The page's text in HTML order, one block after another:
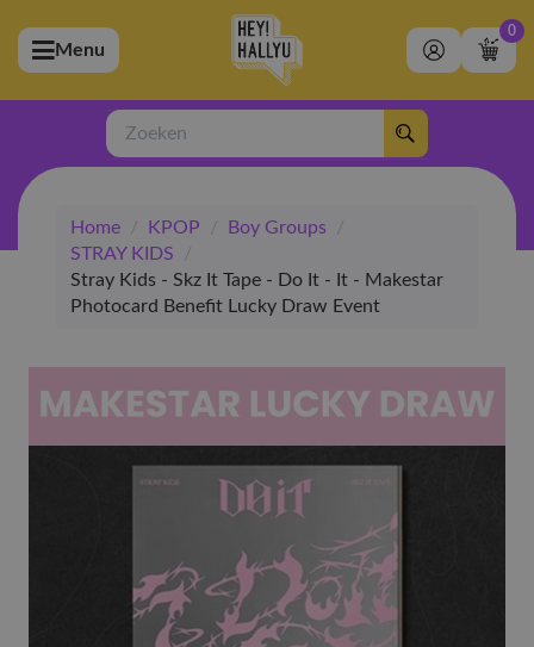
(Artiesten)
(Merchandise)
(Exclusive)
(Winkel)
Menu
0
Zoeken
Home / KPOP / Boy Groups
/
STRAY KIDS
/
Stray Kids - Skz It Tape - Do It - It - Makestar
Photocard Benefit Lucky Draw Event